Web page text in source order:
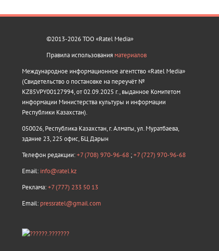
©2013-2026 ТОО «Ratel Media»
Правила использования материалов
Международное информационное агентство «Ratel Media»
(Свидетельство о постановке на переучёт №
KZ85VPY00127994, от 02.09.2025 г., выданное Комитетом
информации Министерства культуры и информации
Республики Казахстан).
050026, Республика Казахстан, г. Алматы, ул. Муратбаева,
здание 23, 225 офис, БЦ Дарын
Телефон редакции:+7 (708) 970-96-68 ;+7 (727) 970-96-68
Email: info@ratel.kz
Реклама:+7 (777) 233 50 13
Email: pressratel@gmail.com